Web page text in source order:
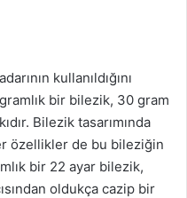
kullanıldığını
bir bilezik, 30 gram
Bilezik tasarımında
özellikler de bu bileziğin
bir 22 ayar bilezik,
oldukça cazip bir